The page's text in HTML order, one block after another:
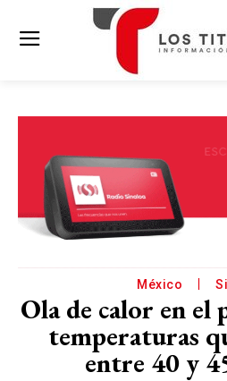
México
Ola de calor en el
temperaturas
entre 40 y